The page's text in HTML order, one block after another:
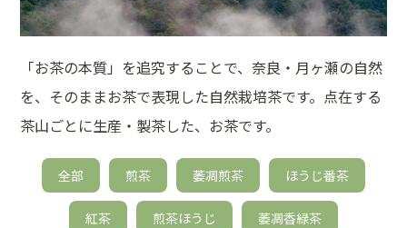
「お茶の本質」を追究することで、奈良・月ヶ瀬の自然
を、そのままお茶で表現した自然栽培茶です。点在する
茶山ごとに生産・製茶した、お茶です。
全部 煎茶 萎凋煎茶 ほうじ番茶
紅茶 煎茶ほうじ 萎凋香緑茶